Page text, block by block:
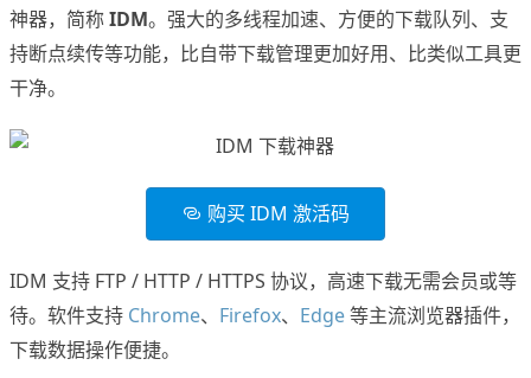
神器，简称 IDM。强大的多线程加速、方便的下载队列、支
持断点续传等功能，比自带下载管理更加好用、比类似工具更
干净。
购买 IDM 激活码
IDM 支持 FTP / HTTP / HTTPS 协议，高速下载无需会员或等
待。软件支持 Chrome、 Firefox、 Edge等主流浏览器插件，
下载数据操作便捷。